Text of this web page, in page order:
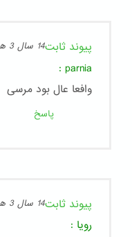
پیوند ثابت14 سال 3 هفته پیش
parnia
:
وافعا عال بود مرسی
پاسخ
پیوند ثابت14 سال 3 هفته پیش
رویا :